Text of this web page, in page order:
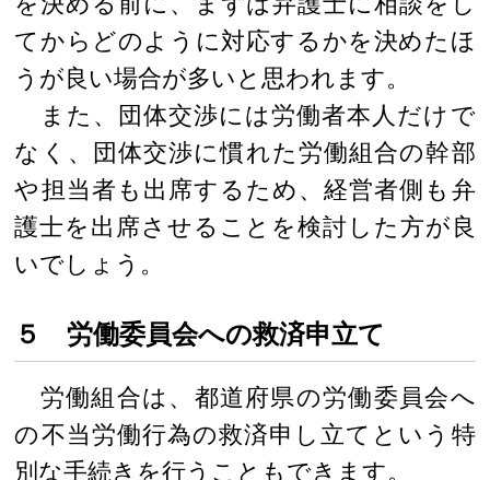
てからどのように対応するかを決めたほ
うが良い場合が多いと思われます。
また、団体交渉には労働者本人だけで
なく、団体交渉に慣れた労働組合の幹部
や担当者も出席するため、経営者側も弁
護士を出席させることを検討した方が良
いでしょう。
５ 労働委員会への救済申立て
労働組合は、都道府県の労働委員会へ
の不当労働行為の救済申し立てという特
別な手続きを行うこともできます。